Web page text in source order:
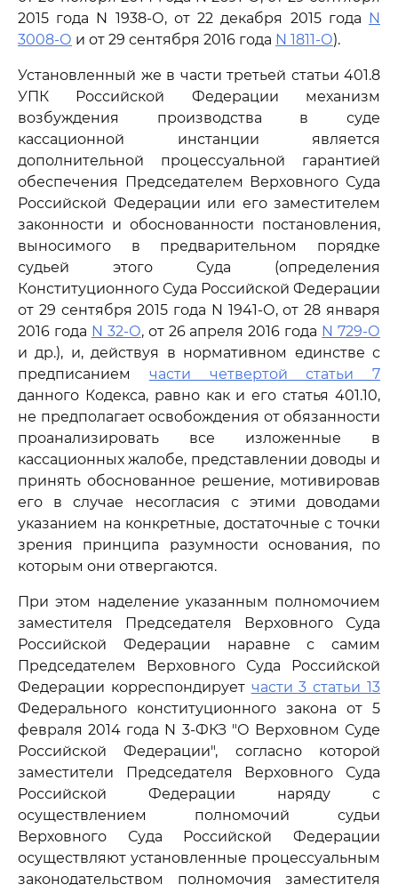
2015 года N 1938-О, от 22 декабря 2015 года N
3008-О и от 29 сентября 2016 года N 1811-О).
Установленный же в части третьей статьи 401.8
УПК Российской Федерации механизм
возбуждения производства в суде
кассационной инстанции является
дополнительной процессуальной гарантией
обеспечения Председателем Верховного Суда
Российской Федерации или его заместителем
законности и обоснованности постановления,
выносимого в предварительном порядке
судьей этого Суда (определения
Конституционного Суда Российской Федерации
от 29 сентября 2015 года N 1941-О, от 28 января
2016 года N 32-О, от 26 апреля 2016 года N 729-О
и др.), и, действуя в нормативном единстве с
предписанием части четвертой статьи 7
данного Кодекса, равно как и его статья 401.10,
не предполагает освобождения от обязанности
проанализировать все изложенные в
кассационных жалобе, представлении доводы и
принять обоснованное решение, мотивировав
его в случае несогласия с этими доводами
указанием на конкретные, достаточные с точки
зрения принципа разумности основания, по
которым они отвергаются.
При этом наделение указанным полномочием
заместителя Председателя Верховного Суда
Российской Федерации наравне с самим
Председателем Верховного Суда Российской
Федерации корреспондирует части 3 статьи 13
Федерального конституционного закона от 5
февраля 2014 года N 3-ФКЗ "О Верховном Суде
Российской Федерации", согласно которой
заместители Председателя Верховного Суда
Российской Федерации наряду с
осуществлением полномочий судьи
Верховного Суда Российской Федерации
осуществляют установленные процессуальным
законодательством полномочия заместителя